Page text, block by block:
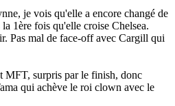
je vois qu'elle a encore changé de
1ère fois qu'elle croise Chelsea.
Pas mal de face-off avec Cargill qui
MFT, surpris par le finish, donc
qui achève le roi clown avec le